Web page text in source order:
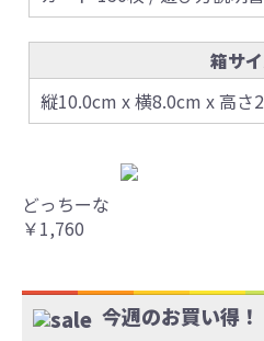
箱サ
縦10.0cm x 横8.0cm x 高さ
どっちーな
￥1,760
今週のお買い得！